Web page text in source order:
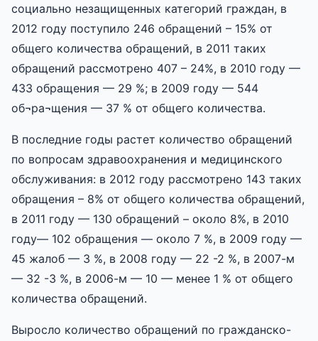
социально незащищенных категорий граждан, в
2012 году поступило 246 обращений – 15% от
общего количества обращений, в 2011 таких
обращений рассмотрено 407 – 24%, в 2010 году —
433 обращения — 29 %; в 2009 году — 544
об¬ра¬щения — 37 % от общего количества.
В последние годы растет количество обращений
по вопросам здравоохранения и медицинского
обслуживания: в 2012 году рассмотрено 143 таких
обращения – 8% от общего количества обращений,
в 2011 году — 130 обращений – около 8%, в 2010
году— 102 обращения — около 7 %, в 2009 году —
45 жалоб — 3 %, в 2008 году — 22 -2 %, в 2007-м
— 32 -3 %, в 2006-м — 10 — менее 1 % от общего
количества обращений.
Выросло количество обращений по гражданско-